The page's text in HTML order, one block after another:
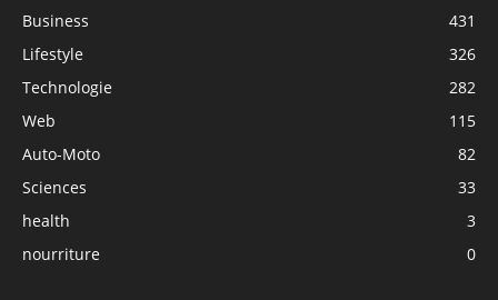
Business
431
Lifestyle
326
Technologie
282
Web
115
Auto-Moto
82
Sciences
33
health
3
nourriture
0